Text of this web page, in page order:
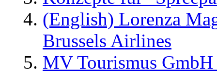
(English) Lorenza
Brussels Airlines
MV Tourismus